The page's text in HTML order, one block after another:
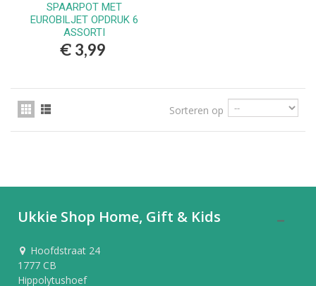
SPAARPOT MET
EUROBILJET OPDRUK 6
ASSORTI
€ 3,99
Sorteren op
Ukkie Shop Home, Gift & Kids
Hoofdstraat 24
1777 CB
Hippolytushoef